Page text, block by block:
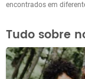
encontrados em
Tudo sobre